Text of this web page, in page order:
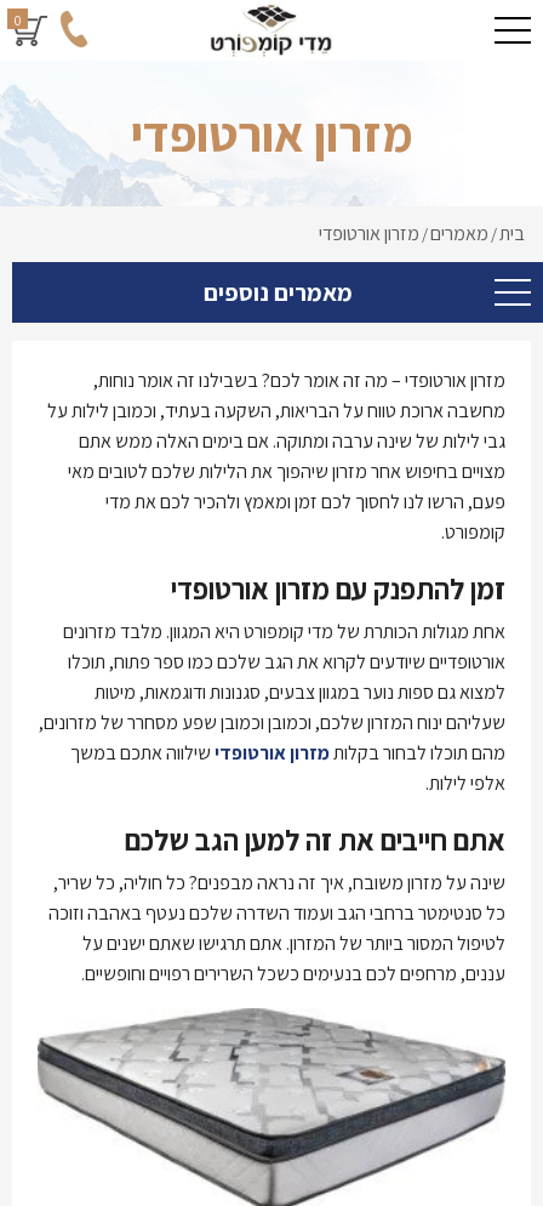
0
מזרון אורטופדי
בית/ מאמרים/ מזרון אורטופדי
מאמרים נוספים
מזרון אורטופדי – מה זה אומר לכם? בשבילנו זה אומר נוחות,
מחשבה ארוכת טווח על הבריאות, השקעה בעתיד, וכמובן לילות על
גבי לילות של שינה ערבה ומתוקה. אם בימים האלה ממש אתם
מצויים בחיפוש אחר מזרון שיהפוך את הלילות שלכם לטובים מאי
פעם, הרשו לנו לחסוך לכם זמן ומאמץ ולהכיר לכם את מדי
קומפורט.
זמן להתפנק עם מזרון אורטופדי
אחת מגולות הכותרת של מדי קומפורט היא המגוון. מלבד מזרונים
אורטופדיים שיודעים לקרוא את הגב שלכם כמו ספר פתוח, תוכלו
למצוא גם ספות נוער במגוון צבעים, סגנונות ודוגמאות, מיטות
שעליהם ינוח המזרון שלכם, וכמובן וכמובן שפע מסחרר של מזרונים,
מהם תוכלו לבחור בקלותמזרון אורטופדישילווה אתכם במשך
אלפי לילות.
אתם חייבים את זה למען הגב שלכם
שינה על מזרון משובח, איך זה נראה מבפנים? כל חוליה, כל שריר,
כל סנטימטר ברחבי הגב ועמוד השדרה שלכם נעטף באהבה וזוכה
לטיפול המסור ביותר של המזרון. אתם תרגישו שאתם ישנים על
עננים, מרחפים לכם בנעימים כשכל השרירים רפויים וחופשיים.